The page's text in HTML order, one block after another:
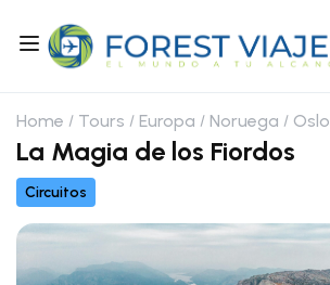
Home Tours Europa Noruega Oslo
La Magia de los Fiordos
Circuitos